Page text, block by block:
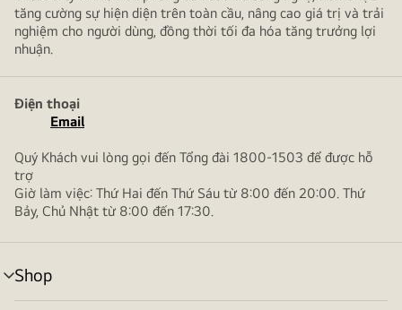
Microsoft
365,
bao
gồm
Excel,
Outlook
OneDrive
nền
xanh
dương
tăng cường sự hiện diện trên toàn cầu, nâng cao giá trị và trải
nghiệm cho người dùng, đồng thời tối đa hóa tăng trưởng lợi
nhuận.
Điện thoại
Email
Quý Khách vui lòng gọi đến Tổng đài 1800-1503 để được hỗ
trợ
Giờ làm việc: Thứ Hai đến Thứ Sáu từ 8:00 đến 20:00. Thứ
Bảy, Chủ Nhật từ 8:00 đến 17:30.
Shop
bật/tắt
menu